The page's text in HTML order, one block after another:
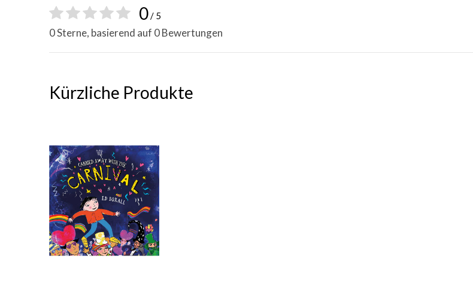
0/ 5
0 Sterne, basierend auf 0 Bewertungen
Kürzliche Produkte